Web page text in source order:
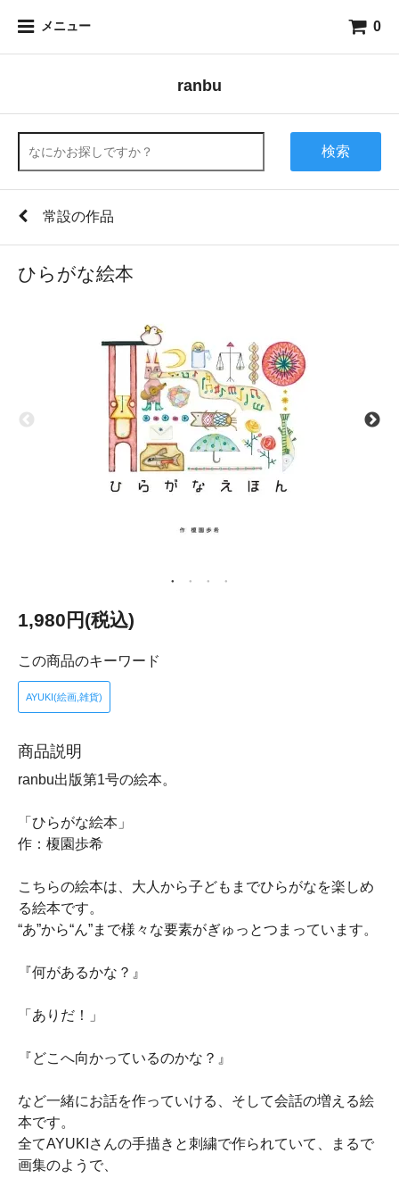
メニュー 0
ranbu
検索
常設の作品
ひらがな絵本
1,980円(税込)
この商品のキーワード
AYUKI(絵画,雑貨)
商品説明
ranbu出版第1号の絵本。
「ひらがな絵本」
作：榎園歩希
こちらの絵本は、大人から子どもまでひらがなを楽しめ
る絵本です。
“あ”から“ん”まで様々な要素がぎゅっとつまっています。
『何があるかな？』
「ありだ！」
『どこへ向かっているのかな？』
など一緒にお話を作っていける、そして会話の増える絵
本です。
全てAYUKIさんの手描きと刺繍で作られていて、まるで
画集のようで、